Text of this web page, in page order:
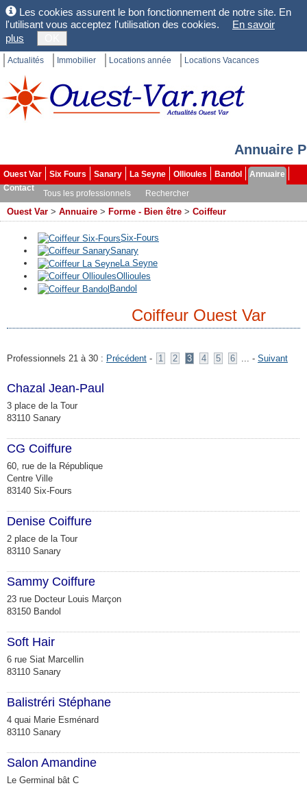
Les cookies assurent le bon fonctionnement de notre site. En
l'utilisant vous acceptez l'utilisation des cookies.
En savoir
plus
Actualités Immobilier Locations année Locations Vacances
Annuaire
Ouest Var Six Fours Sanary La Seyne Ollioules Bandol
Annuaire
Contact
Tous les professionnels Rechercher
Ouest Var > Annuaire > Forme - Bien être > Coiffeur
Six-Fours
Sanary
La Seyne
Ollioules
Bandol
Coiffeur Ouest Var
Professionnels 21 à 30 : Précédent - 1 2 3 4 5 6 ... - Suivant
Chazal Jean-Paul
3 place de la Tour
83110 Sanary
CG Coiffure
60, rue de la République
Centre Ville
83140 Six-Fours
Denise Coiffure
2 place de la Tour
83110 Sanary
Sammy Coiffure
23 rue Docteur Louis Marçon
83150 Bandol
Soft Hair
6 rue Siat Marcellin
83110 Sanary
Balistréri Stéphane
4 quai Marie Esménard
83110 Sanary
Salon Amandine
Le Germinal bât C